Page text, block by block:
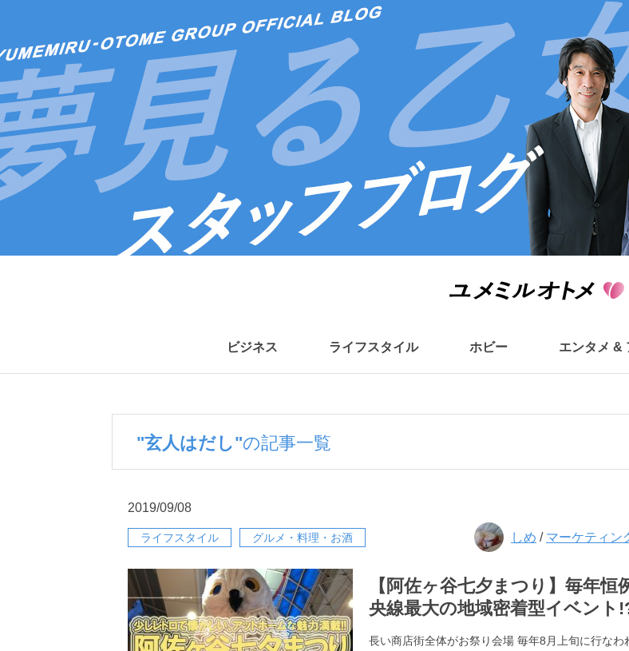
ビジネス ライフスタイル ホビー エンタメ &
"玄人はだし"の記事一覧
2019/09/08
ライフスタイル グルメ・料理・お酒 しめ / マーケティン
【阿佐ヶ谷七夕まつり】毎年恒
央線最大の地域密着型イベント
長い商店街全体がお祭り会場 毎年8月上旬に行なわ